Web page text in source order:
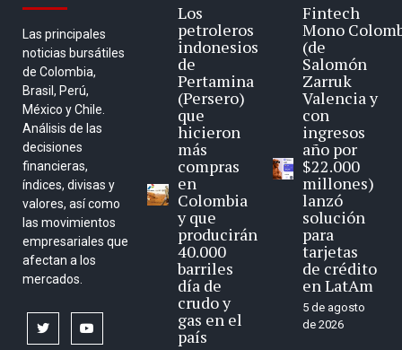
Las principales
noticias bursátiles
de Colombia,
Brasil, Perú,
México y Chile.
Análisis de las
decisiones
financieras,
índices, divisas y
valores, así como
las movimientos
empresariales que
afectan a los
mercados.
twitter
Los
petroleros
indonesios
de
Pertamina
(Persero)
que
hicieron
más
compras
en
Colombia
y que
producirán
40.000
barriles
día de
crudo y
gas en el
país
Fintech
Mono
(de
Salomón
Zarruk
Valencia y
con
ingresos
año por
$22.000
millones)
lanzó
solución
para
tarjetas
de crédito
en LatAm
5 de agosto
de 2026